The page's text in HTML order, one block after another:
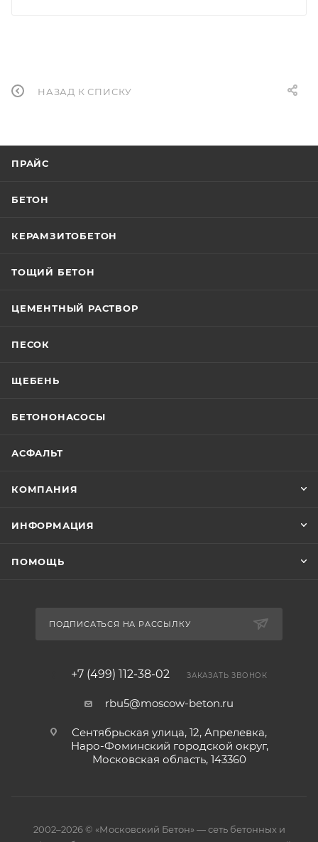
НАЗАД К СПИСКУ
ПРАЙС
БЕТОН
КЕРАМЗИТОБЕТОН
ТОЩИЙ БЕТОН
ЦЕМЕНТНЫЙ РАСТВОР
ПЕСОК
ЩЕБЕНЬ
БЕТОНОНАСОСЫ
АСФАЛЬТ
КОМПАНИЯ
ИНФОРМАЦИЯ
ПОМОЩЬ
ПОДПИСАТЬСЯ НА РАССЫЛКУ
+7 (499) 112-38-02 ЗАКАЗАТЬ ЗВОНОК
rbu5@moscow-beton.ru
Сентябрьская улица, 12, Апрелевка,
Наро-Фоминский городской округ,
Московская область, 143360
2002–2026 © «Московский Бетон» — сеть бетонных и